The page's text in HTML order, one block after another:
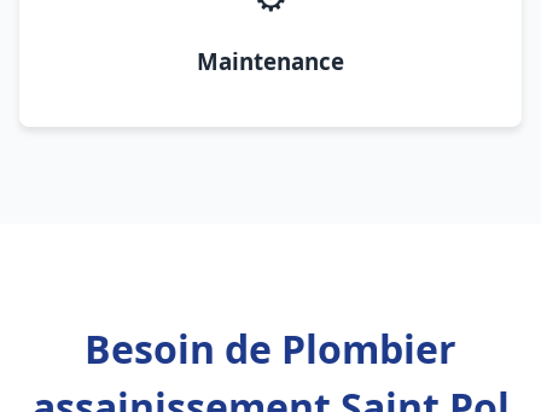
Maintenance
Besoin de Plombier